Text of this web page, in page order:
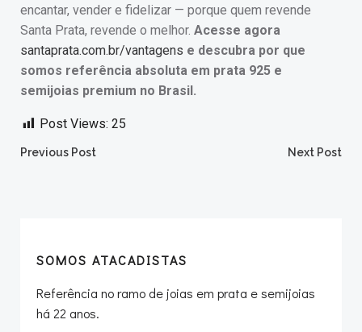
encantar, vender e fidelizar — porque quem revende
Santa Prata, revende o melhor. Acesse agora
santaprata.com.br/vantagens e descubra por que
somos referência absoluta em prata 925 e
semijoias premium no Brasil.
Post Views: 25
Post
Previous Post Next Post
SOMOS ATACADISTAS
Referência no ramo de joias em prata e semijoias
há 22 anos.